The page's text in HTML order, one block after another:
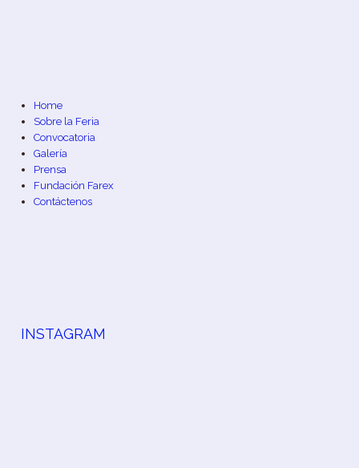
Home
Sobre la Feria
Convocatoria
Galería
Prensa
Fundación Farex
Contáctenos
INSTAGRAM